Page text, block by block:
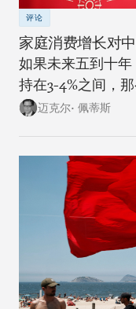
评论
家庭消费增长对
如果未来五到十
持在3-4%之间，
限。迈克尔• 佩蒂斯